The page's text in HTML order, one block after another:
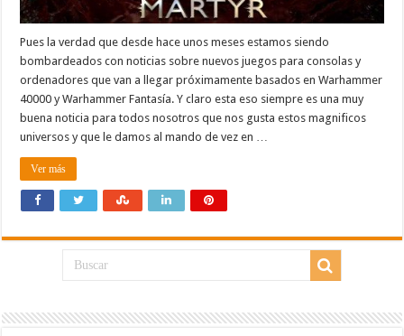
Pues la verdad que desde hace unos meses estamos siendo
bombardeados con noticias sobre nuevos juegos para consolas y
ordenadores que van a llegar próximamente basados en Warhammer
40000 y Warhammer Fantasía. Y claro esta eso siempre es una muy
buena noticia para todos nosotros que nos gusta estos magnificos
universos y que le damos al mando de vez en …
Ver más